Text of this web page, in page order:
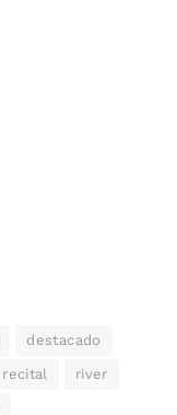
destacado
recital river